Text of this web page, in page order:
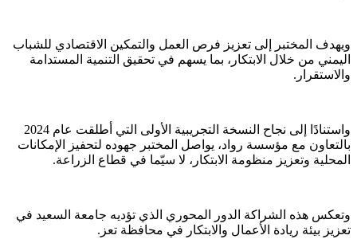
ويهدف المختبر إلى تعزيز فرص العمل والتمكين الاقتصادي للشباب
اليمني من خلال الابتكار، بما يسهم في تحقيق التنمية المستدامة
والاستقرار.
واستنادًا إلى نجاح النسخة التجريبية الأولى التي أطلقت عام 2024
بالتعاون مع مؤسسة رواد، يواصل المختبر جهوده لتحفيز الإمكانات
المحلية وتعزيز منظومة الابتكار، لا سيّما في قطاع الزراعة.
وتعكس هذه الشراكة الدور المحوري الذي تؤديه جامعة السعيد في
تعزيز بيئة ريادة الأعمال والابتكار في محافظة تعز.